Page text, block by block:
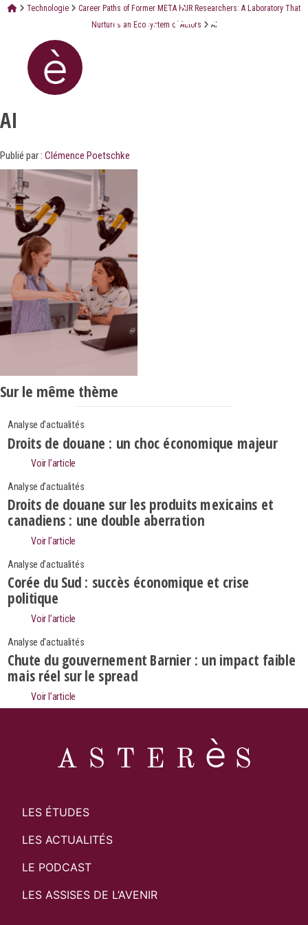
Technologie
Career Paths of Former META FAIR Researchers: A Laboratory That
Nurtures an Ecosystem of Actors
AI
AI
Publié par : Clémence Poetschke
Sur le même thème
Analyse d'actualités
Droits de douane : un choc économique majeur
Voir l’article
Analyse d'actualités
Droits de douane sur les produits mexicains et
canadiens : une double aberration
Voir l’article
Analyse d'actualités
Corée du Sud : succès économique et crise
politique
Voir l’article
Analyse d'actualités
Chute du gouvernement Barnier : un impact faible
mais réel sur le spread
Voir l’article
LES ÉTUDES
LES ACTUALITÉS
LE PODCAST
LES ASSISES DE L’AVENIR
Search